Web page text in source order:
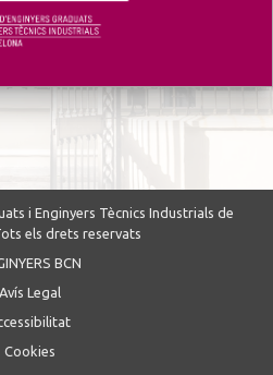
i Enginyers Tècnics Industrials de
els drets reservats
BCN
Avís Legal
Cookies